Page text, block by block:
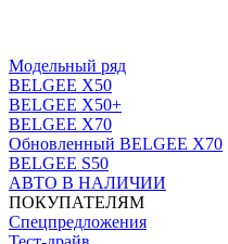
Модельный ряд
BELGEE X50
BELGEE X50+
BELGEE X70
Обновленный BELGEE X70
BELGEE S50
АВТО В НАЛИЧИИ
ПОКУПАТЕЛЯМ
Спецпредложения